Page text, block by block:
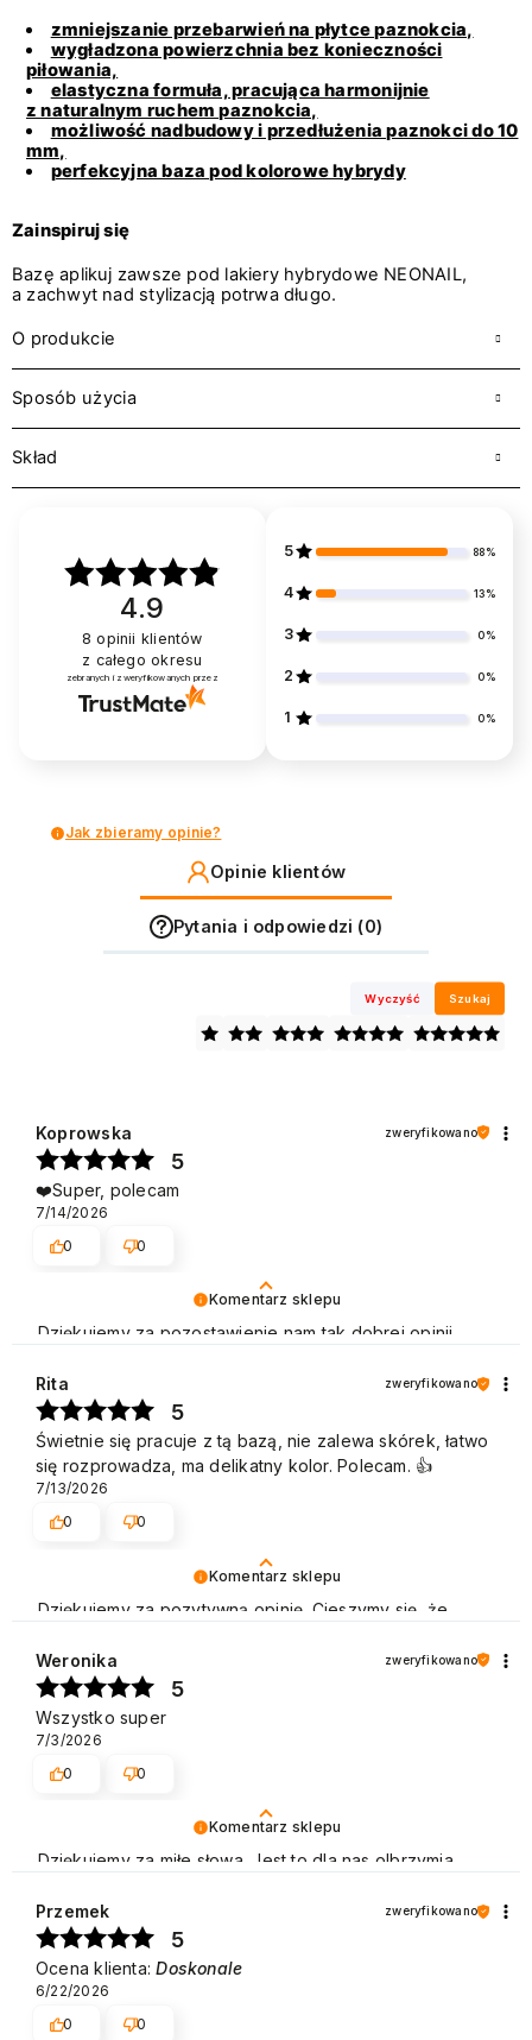
zmniejszanie przebarwień na płytce paznokcia,
wygładzona powierzchnia bez konieczności
piłowania,
elastyczna formuła, pracująca harmonijnie
z naturalnym ruchem paznokcia,
możliwość nadbudowy i przedłużenia paznokci do 10
mm,
perfekcyjna baza pod kolorowe hybrydy
Zainspiruj się
Bazę aplikuj zawsze pod lakiery hybrydowe NEONAIL,
a zachwyt nad stylizacją potrwa długo.
O produkcie
Sposób użycia
Skład
4.9
8 opinii klientów
z całego okresu
zebranych i zweryfikowanych przez
5 88%
4 13%
3 0%
2 0%
1 0%
Jak zbieramy opinie?
Opinie klientów
Pytania i odpowiedzi (0)
Wyczyść Szukaj
Komentarz sklepu
Dziękujemy za pozostawienie nam tak dobrej opinii.
recenzja potwierdza nasze wysiłki - dziękujemy raz
jeszcze i mamy nadzieję - do szybkiego zobaczenia!
Pozdrawiamy
Koprowska zweryfikowano
5
❤️Super, polecam
7/14/2026
0
0
Komentarz sklepu
Dziękujemy za pozytywną opinię. Cieszymy się, że
ponownych zakupów w naszym sklepie. Pozdrawiamy
Rita zweryfikowano
5
Świetnie się pracuje z tą bazą, nie zalewa skórek, łatwo
się rozprowadza, ma delikatny kolor. Polecam. 👍️
7/13/2026
0
0
Komentarz sklepu
Dziękujemy za miłe słowa. Jest to dla nas olbrzymia
Weronika zweryfikowano
5
Wszystko super
7/3/2026
0
0
Przemek zweryfikowano
5
Ocena klienta:Doskonale
6/22/2026
0
0